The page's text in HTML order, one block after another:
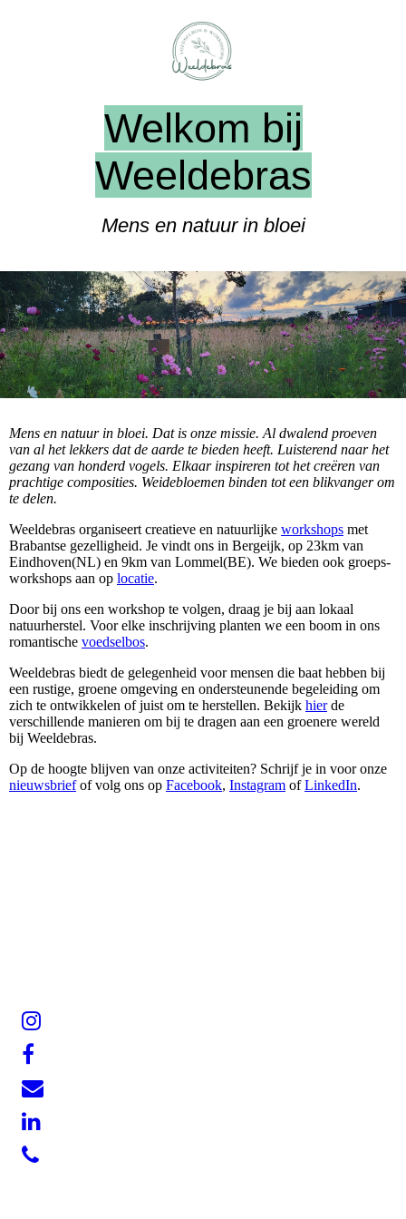
Welkom bij
Weeldebras
Mens en natuur in bloei
Mens en natuur in bloei. Dat is onze missie. Al dwalend proeven
van al het lekkers dat de aarde te bieden heeft. Luisterend naar het
gezang van honderd vogels. Elkaar inspireren tot het creëren van
prachtige composities. Weidebloemen binden tot een blikvanger om
te delen.
Weeldebras organiseert creatieve en natuurlijke workshops met
Brabantse gezelligheid. Je vindt ons in Bergeijk, op 23km van
Eindhoven(NL) en 9km van Lommel(BE). We bieden ook groeps-
workshops aan op locatie.
Door bij ons een workshop te volgen, draag je bij aan lokaal
natuurherstel. Voor elke inschrijving planten we een boom in ons
romantische voedselbos.
Weeldebras biedt de gelegenheid voor mensen die baat hebben bij
een rustige, groene omgeving en ondersteunende begeleiding om
zich te ontwikkelen of juist om te herstellen. Bekijk hierde
verschillende manieren om bij te dragen aan een groenere wereld
bij Weeldebras.
Op de hoogte blijven van onze activiteiten? Schrijf je in voor onze
nieuwsbriefof volg ons op Facebook, Instagram ofLinkedIn.